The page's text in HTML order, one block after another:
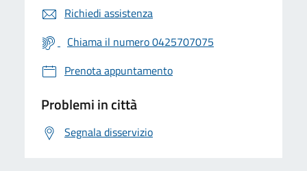
Richiedi assistenza
Chiama il numero 0425707075
Prenota appuntamento
Problemi in città
Segnala disservizio